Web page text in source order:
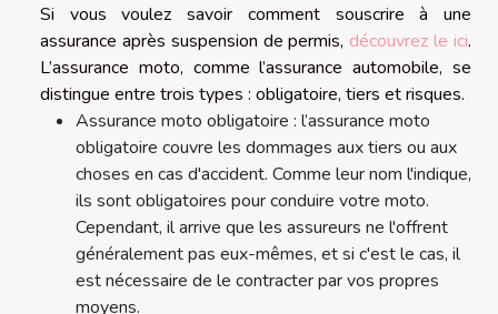
Si vous voulez savoir comment souscrire à une
assurance après suspension de permis, découvrez le ici.
L’assurance moto, comme l’assurance automobile, se
distingue entre trois types : obligatoire, tiers et risques.
Assurance moto obligatoire : l’assurance moto
obligatoire couvre les dommages aux tiers ou aux
choses en cas d'accident. Comme leur nom l'indique,
ils sont obligatoires pour conduire votre moto.
Cependant, il arrive que les assureurs ne l'offrent
généralement pas eux-mêmes, et si c'est le cas, il
est nécessaire de le contracter par vos propres
moyens.